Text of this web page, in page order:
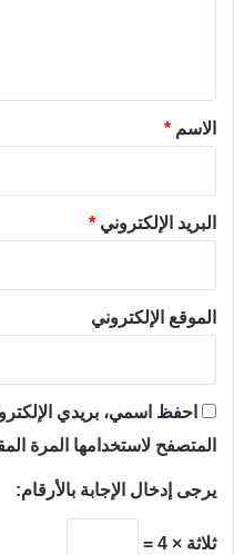
*الاسم *
البريد الإلكتروني *
الموقع الإلكتروني
احفظ اسمي، بريدي
المتصفح لاستخدامها المرة
يرجى إدخال الإجابة بالأرقام:
ثلاثة × 4 =